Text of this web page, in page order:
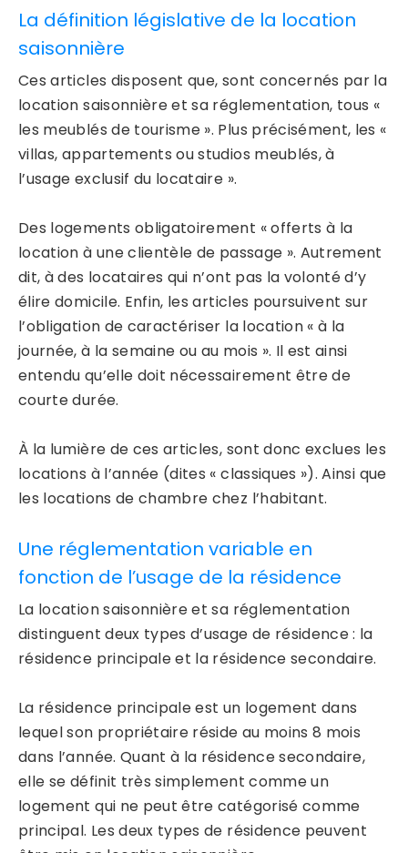
La définition législative de la location
saisonnière
Ces articles disposent que, sont concernés par la
location saisonnière et sa réglementation, tous «
les meublés de tourisme ». Plus précisément, les «
villas, appartements ou studios meublés, à
l’usage exclusif du locataire ».
Des logements obligatoirement « offerts à la
location à une clientèle de passage ». Autrement
dit, à des locataires qui n’ont pas la volonté d’y
élire domicile. Enfin, les articles poursuivent sur
l’obligation de caractériser la location « à la
journée, à la semaine ou au mois ». Il est ainsi
entendu qu’elle doit nécessairement être de
courte durée.
À la lumière de ces articles, sont donc exclues les
locations à l’année (dites « classiques »). Ainsi que
les locations de chambre chez l’habitant.
Une réglementation variable en
fonction de l’usage de la résidence
La location saisonnière et sa réglementation
distinguent deux types d’usage de résidence : la
résidence principale et la résidence secondaire.
La résidence principale est un logement dans
lequel son propriétaire réside au moins 8 mois
dans l’année. Quant à la résidence secondaire,
elle se définit très simplement comme un
logement qui ne peut être catégorisé comme
principal. Les deux types de résidence peuvent